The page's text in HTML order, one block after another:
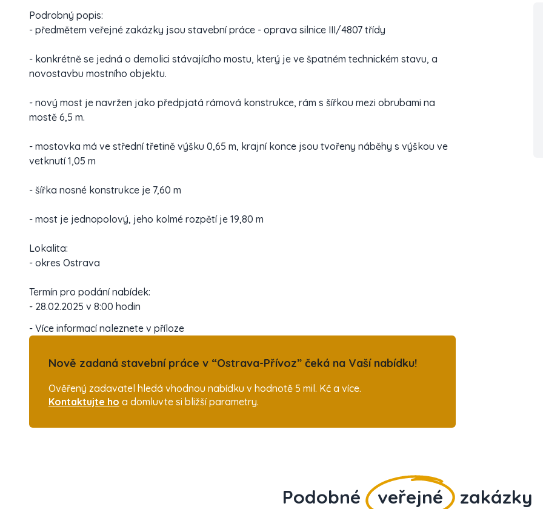
Podrobný popis:
- předmětem veřejné zakázky jsou stavební práce - oprava silnice III/4807 třídy
- konkrétně se jedná o demolici stávajícího mostu, který je ve špatném technickém stavu, a
novostavbu mostního objektu.
- nový most je navržen jako předpjatá rámová konstrukce, rám s šířkou mezi obrubami na
mostě 6,5 m.
- mostovka má ve střední třetině výšku 0,65 m, krajní konce jsou tvořeny náběhy s výškou ve
vetknutí 1,05 m
- šířka nosné konstrukce je 7,60 m
- most je jednopolový, jeho kolmé rozpětí je 19,80 m
Lokalita:
- okres Ostrava
Termín pro podání nabídek:
- 28.02.2025 v 8:00 hodin
- Více informací naleznete v příloze
Nově zadaná stavební práce v “Ostrava-Přívoz” čeká na Vaší nabídku!
Ověřený zadavatel hledá vhodnou nabídku v hodnotě 5 mil. Kč a více.
Kontaktujte ho a domluvte si bližší parametry.
Podobné veřejné zakázky